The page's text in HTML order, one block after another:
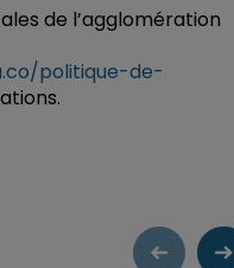
de l’agglomération
politique-de-